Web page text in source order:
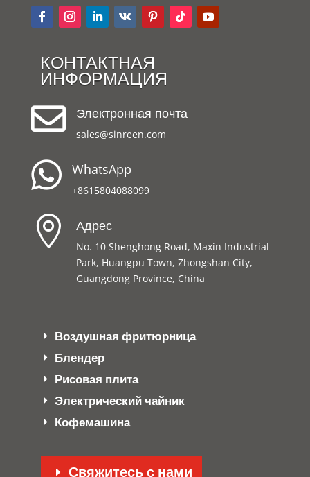
КОНТАКТНАЯ
ИНФОРМАЦИЯ
 Электронная почта
sales@sinreen.com
 WhatsApp
+8615804088099
 Адрес
No. 10 Shenghong Road, Maxin Industrial
Park, Huangpu Town, Zhongshan City,
Guangdong Province, China
Воздушная фритюрница
Блендер
Рисовая плита
Электрический чайник
Кофемашина
Свяжитесь с нами